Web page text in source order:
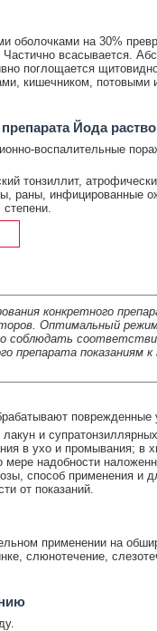
оболочками на 30%
всасывается.
поглощается
кишечником, потовыми
Йода
воспалительные
тонзиллит,
раны, инфицированные
конкретного
Оптимальный режим
соблюдать
препарата показаниям
поврежденные
и
в ухо и промывания; в
мере надобности
способ применения и
от показаний.
применении на
слюнотечение,